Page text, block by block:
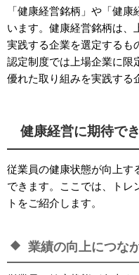
「健康経営銘柄」や「健
います。健康経営銘柄は、
実践する企業を選定するも
認定制度では上場企業に限
優れた取り組みを実践する
健康経営に期待で
従業員の健康状態が向上す
できます。ここでは、トレ
トをご紹介します。
業績の向上につな